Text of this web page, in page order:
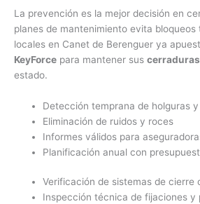
La prevención es la mejor decisión en
planes de mantenimiento evita bloqueos
locales en Canet de Berenguer ya
KeyForce para mantener sus
estado.
Detección temprana de holguras
Eliminación de ruidos y roces
Informes válidos para
Planificación anual con
Verificación de sistemas de cierre
Inspección técnica de fijaciones y